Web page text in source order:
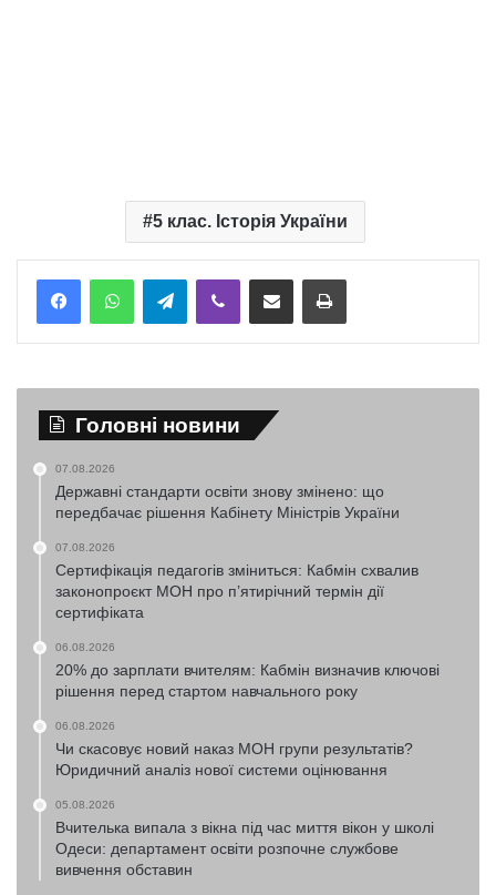
5 клас. Історія України
TelegramViber Надіслати електронною поштоюНадрукувати
Головні новини
07.08.2026
Державні стандарти освіти знову змінено: що
передбачає рішення Кабінету Міністрів України
07.08.2026
Сертифікація педагогів зміниться: Кабмін схвалив
законопроєкт МОН про п’ятирічний термін дії
сертифіката
06.08.2026
20% до зарплати вчителям: Кабмін визначив ключові
рішення перед стартом навчального року
06.08.2026
Чи скасовує новий наказ МОН групи результатів?
Юридичний аналіз нової системи оцінювання
05.08.2026
Вчителька випала з вікна під час миття вікон у школі
Одеси: департамент освіти розпочне службове
вивчення обставин